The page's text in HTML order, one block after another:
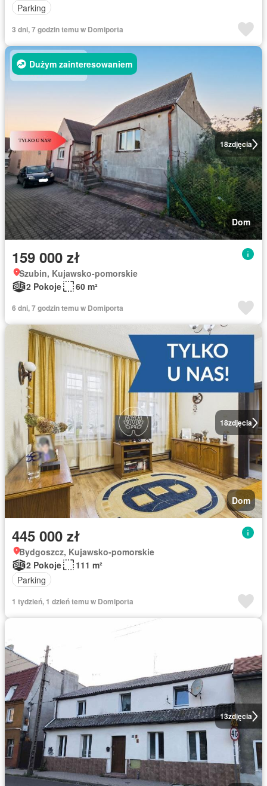
Parking
3 dni, 7 godzin temu w Domiporta
18zdjęcia
Dużym zainteresowaniem
Dom
159 000 zł
Szubin, Kujawsko-pomorskie
2 Pokoje
60 m²
6 dni, 7 godzin temu w Domiporta
18zdjęcia
Dom
445 000 zł
Bydgoszcz, Kujawsko-pomorskie
2 Pokoje
111 m²
Parking
1 tydzień, 1 dzień temu w Domiporta
13zdjęcia